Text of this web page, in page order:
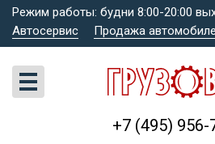
Режим работы: будни 8:00-20:00
Автосервис
Продажа
+7 (495) 956-